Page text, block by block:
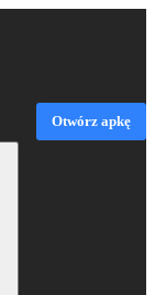
Otwórz apkę